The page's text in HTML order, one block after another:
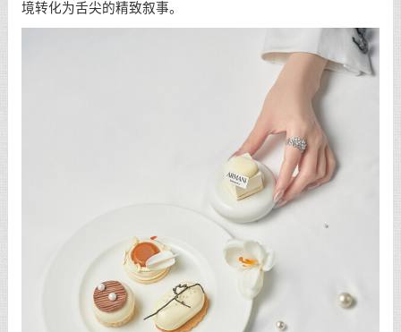
境转化为舌尖的精致叙事。